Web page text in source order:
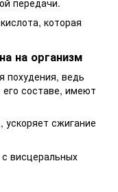
которая
на организм
похудения, ведь
составе, имеют
сжигание
висцеральных